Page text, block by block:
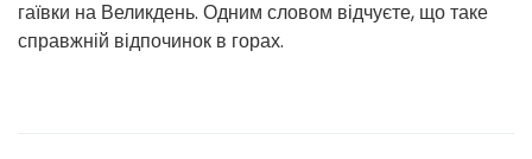
гаївки на Великдень. Одним словом відчуєте, що таке
справжній відпочинок в горах.